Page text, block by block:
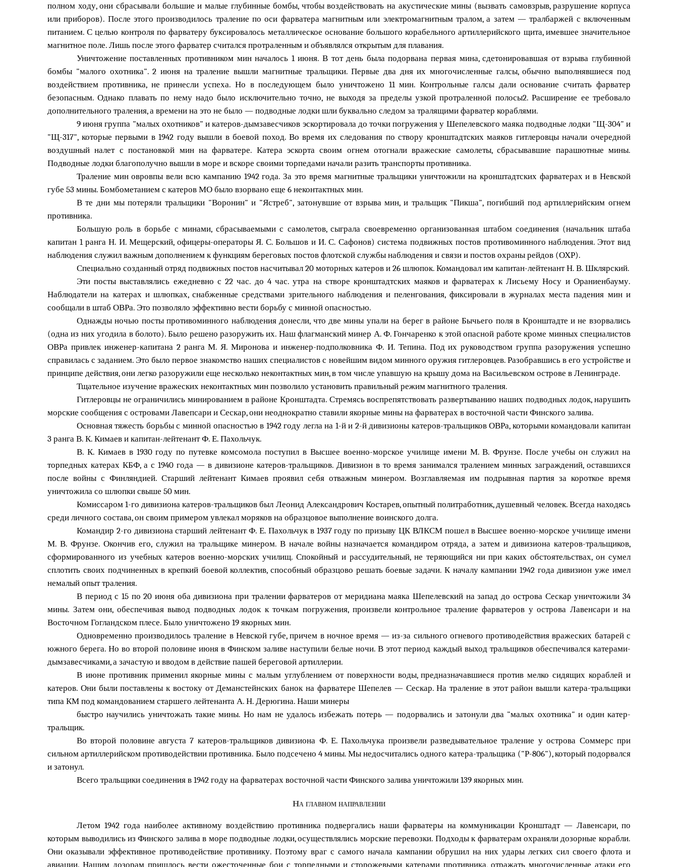
полном ходу, они сбрасывали большие и малые глубинные бомбы, чтобы воздействовать на акустические мины (вызвать самовзрыв, разрушение корпуса
или приборов). После этого производилось траление по оси фарватера магнитным или электромагнитным тралом, а затем — тралбаржей с включенным
питанием. С целью контроля по фарватеру буксировалось металлическое основание большого корабельного артиллерийского щита, имевшее значительное
магнитное поле. Лишь после этого фарватер считался протраленным и объявлялся открытым для плавания.
Уничтожение поставленных противником мин началось 1 июня. В тот день была подорвана первая мина, сдетонировавшая от взрыва глубинной
бомбы "малого охотника". 2 июня на траление вышли магнитные тральщики. Первые два дня их многочисленные галсы, обычно выполнявшиеся под
воздействием противника, не принесли успеха. Но в последующем было уничтожено 11 мин. Контрольные галсы дали основание считать фарватер
безопасным. Однако плавать по нему надо было исключительно точно, не выходя за пределы узкой протраленной полосы2. Расширение ее требовало
дополнительного траления, а времени на это не было — подводные лодки шли буквально следом за тралящими фарватер кораблями.
9 июня группа "малых охотников" и катеров-дымзавесчиков эскортировала до точки погружения у Шепелевского маяка подводные лодки "Щ-304" и
"Щ-317", которые первыми в 1942 году вышли в боевой поход. Во время их следования по створу кронштадтских маяков гитлеровцы начали очередной
воздушный налет с постановкой мин на фарватере. Катера эскорта своим огнем отогнали вражеские самолеты, сбрасывавшие парашютные мины.
Подводные лодки благополучно вышли в море и вскоре своими торпедами начали разить транспорты противника.
Траление мин овровпы вели всю кампанию 1942 года. За это время магнитные тральщики уничтожили на кронштадтских фарватерах и в Невской
губе 53 мины. Бомбометанием с катеров МО было взорвано еще 6 неконтактных мин.
В те дни мы потеряли тральщики "Воронин" и "Ястреб", затонувшие от взрыва мин, и тральщик "Пикша", погибший под артиллерийским огнем
противника.
Большую роль в борьбе с минами, сбрасываемыми с самолетов, сыграла своевременно организованная штабом соединения (начальник штаба
капитан 1 ранга Н. И. Мещерский, офицеры-операторы Я. С. Большов и И. С. Сафонов) система подвижных постов противоминного наблюдения. Этот вид
наблюдения служил важным дополнением к функциям береговых постов флотской службы наблюдения и связи и постов охраны рейдов (ОХР).
Специально созданный отряд подвижных постов насчитывал 20 моторных катеров и 26 шлюпок. Командовал им капитан-лейтенант Н. В. Шклярский.
Эти посты выставлялись ежедневно с 22 час. до 4 час. утра на створе кронштадтских маяков и фарватерах к Лисьему Носу и Ораниенбауму.
Наблюдатели на катерах и шлюпках, снабженные средствами зрительного наблюдения и пеленгования, фиксировали в журналах места падения мин и
сообщали в штаб ОВРа. Это позволяло эффективно вести борьбу с минной опасностью.
Однажды ночью посты противоминного наблюдения донесли, что две мины упали на берег в районе Бычьего поля в Кронштадте и не взорвались
(одна из них угодила в болото). Было решено разоружить их. Наш флагманский минер А. Ф. Гончаренко к этой опасной работе кроме минных специалистов
ОВРа привлек инженер-капитана 2 ранга М. Я. Миронова и инженер-подполковника Ф. И. Тепина. Под их руководством группа разоружения успешно
справилась с заданием. Это было первое знакомство наших специалистов с новейшим видом минного оружия гитлеровцев. Разобравшись в его устройстве и
принципе действия, они легко разоружили еще несколько неконтактных мин, в том числе упавшую на крышу дома на Васильевском острове в Ленинграде.
Тщательное изучение вражеских неконтактных мин позволило установить правильный режим магнитного траления.
Гитлеровцы не ограничились минированием в районе Кронштадта. Стремясь воспрепятствовать развертыванию наших подводных лодок, нарушить
морские сообщения с островами Лавепсари и Сескар, они неоднократно ставили якорные мины на фарватерах в восточной части Финского залива.
Основная тяжесть борьбы с минной опасностью в 1942 году легла на 1-й и 2-й дивизионы катеров-тральщиков ОВРа, которыми командовали капитан
3 ранга В. К. Кимаев и капитан-лейтенант Ф. Е. Пахольчук.
В. К. Кимаев в 1930 году по путевке комсомола поступил в Высшее военно-морское училище имени М. В. Фрунзе. После учебы он служил на
торпедных катерах КБФ, а с 1940 года — в дивизионе катеров-тральщиков. Дивизион в то время занимался тралением минных заграждений, оставшихся
после войны с Финляндией. Старший лейтенант Кимаев проявил себя отважным минером. Возглавляемая им подрывная партия за короткое время
уничтожила со шлюпки свыше 50 мин.
Комиссаром 1-го дивизиона катеров-тральщиков был Леонид Александрович Костарев, опытный политработник, душевный человек. Всегда находясь
среди личного состава, он своим примером увлекал моряков на образцовое выполнение воинского долга.
Командир 2-го дивизиона старший лейтенант Ф. Е. Пахольчук в 1937 году по призыву ЦК ВЛКСМ пошел в Высшее военно-морское училище имени
М. В. Фрунзе. Окончив его, служил на тральщике минером. В начале войны назначается командиром отряда, а затем и дивизиона катеров-тральщиков,
сформированного из учебных катеров военно-морских училищ. Спокойный и рассудительный, не теряющийся ни при каких обстоятельствах, он сумел
сплотить своих подчиненных в крепкий боевой коллектив, способный образцово решать боевые задачи. К началу кампании 1942 года дивизион уже имел
немалый опыт траления.
В период с 15 по 20 июня оба дивизиона при тралении фарватеров от меридиана маяка Шепелевский на запад до острова Сескар уничтожили 34
мины. Затем они, обеспечивая вывод подводных лодок к точкам погружения, произвели контрольное траление фарватеров у острова Лавенсари и на
Восточном Гогландском плесе. Было уничтожено 19 якорных мин.
Одновременно производилось траление в Невской губе, причем в ночное время — из-за сильного огневого противодействия вражеских батарей с
южного берега. Но во второй половине июня в Финском заливе наступили белые ночи. В этот период каждый выход тральщиков обеспечивался катерами-
дымзавесчиками, а зачастую и вводом в действие пашей береговой артиллерии.
В июне противник применил якорные мины с малым углублением от поверхности воды, предназначавшиеся против мелко сидящих кораблей и
катеров. Они были поставлены к востоку от Деманстейнских банок на фарватере Шепелев — Сескар. На траление в этот район вышли катера-тральщики
типа КМ под командованием старшего лейтенанта А. Н. Дерюгина. Наши минеры
быстро научились уничтожать такие мины. Но нам не удалось избежать потерь — подорвались и затонули два "малых охотника" и один катер-
тральщик.
Во второй половине августа 7 катеров-тральщиков дивизиона Ф. Е. Пахольчука произвели разведывательное траление у острова Соммерс при
сильном артиллерийском противодействии противника. Было подсечено 4 мины. Мы недосчитались одного катера-тральщика ("Р-806"), который подорвался
и затонул.
Всего тральщики соединения в 1942 году на фарватерах восточной части Финского залива уничтожили 139 якорных мин.
На главном направлении
Летом 1942 года наиболее активному воздействию противника подвергались наши фарватеры на коммуникации Кронштадт — Лавенсари, по
которым выводились из Финского залива в море подводные лодки, осуществлялись морские перевозки. Подходы к фарватерам охраняли дозорные корабли.
Они оказывали эффективное противодействие противнику. Поэтому враг с самого начала кампании обрушил на них удары легких сил своего флота и
авиации. Нашим дозорам пришлось вести ожесточенные бои с торпедными и сторожевыми катерами противника, отражать многочисленные атаки его